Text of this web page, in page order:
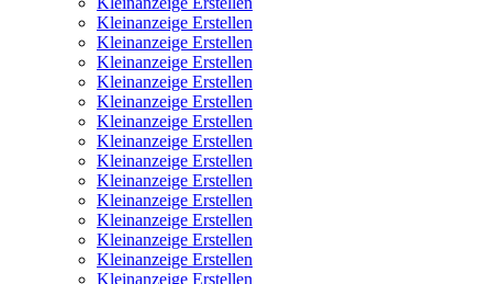
Kleinanzeige Erstellen
Kleinanzeige Erstellen
Kleinanzeige Erstellen
Kleinanzeige Erstellen
Kleinanzeige Erstellen
Kleinanzeige Erstellen
Kleinanzeige Erstellen
Kleinanzeige Erstellen
Kleinanzeige Erstellen
Kleinanzeige Erstellen
Kleinanzeige Erstellen
Kleinanzeige Erstellen
Kleinanzeige Erstellen
Kleinanzeige Erstellen